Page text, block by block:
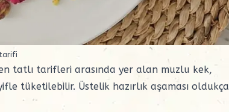
tatlı tarifleri arasında yer alan muzlu kek,
tüketilebilir. Üstelik hazırlık aşaması oldukça